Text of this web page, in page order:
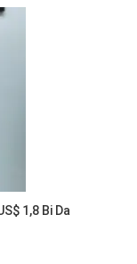
1,8 Bi Da